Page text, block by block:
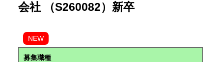
会社 （S260082）新卒
NEW
募集職種